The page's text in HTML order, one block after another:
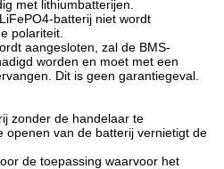
met lithiumbatterijen.
batterij niet wordt
polariteit.
aangesloten, zal de BMS-
worden en moet met een
Dit is geen garantiegeval.
zonder de handelaar te
openen van de batterij vernietigt de
de toepassing waarvoor het